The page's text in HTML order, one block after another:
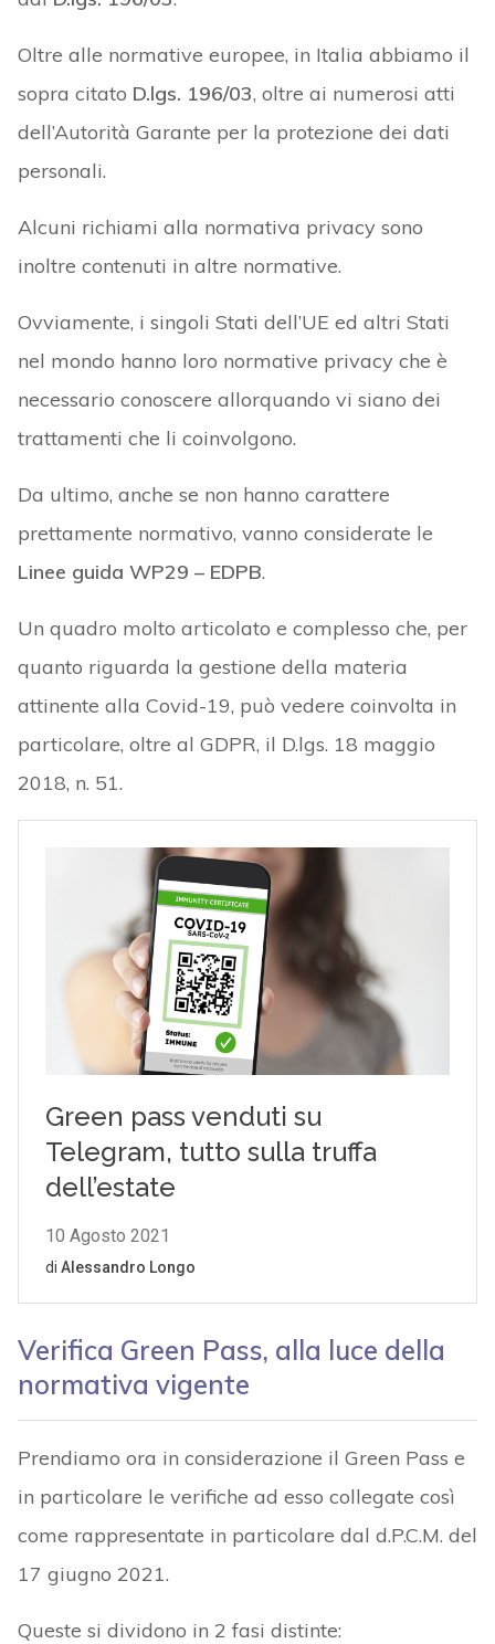
Oltre alle normative europee, in Italia abbiamo il
sopra citato D.lgs. 196/03, oltre ai numerosi atti
dell’Autorità Garante per la protezione dei dati
personali.
Alcuni richiami alla normativa privacy sono
inoltre contenuti in altre normative.
Ovviamente, i singoli Stati dell’UE ed altri Stati
nel mondo hanno loro normative privacy che è
necessario conoscere allorquando vi siano dei
trattamenti che li coinvolgono.
Da ultimo, anche se non hanno carattere
prettamente normativo, vanno considerate le
Linee guida WP29 – EDPB.
Un quadro molto articolato e complesso che, per
quanto riguarda la gestione della materia
attinente alla Covid-19, può vedere coinvolta in
particolare, oltre al GDPR, il D.lgs. 18 maggio
2018, n. 51.
Verifica Green Pass, alla luce della
normativa vigente
Prendiamo ora in considerazione il Green Pass e
in particolare le verifiche ad esso collegate così
come rappresentate in particolare dal d.P.C.M. del
17 giugno 2021.
Queste si dividono in 2 fasi distinte: